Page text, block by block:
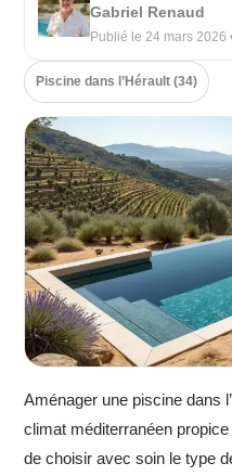
Gabriel Renaud
Publié le 24 mars 2026
Piscine dans l’Hérault (34)
Aménager une piscine dans
climat méditerranéen
de choisir avec soin le type